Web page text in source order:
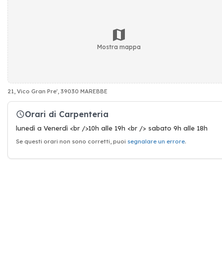
Mostra mappa
21, Vico Gran Pre', 39030 MAREBBE
Orari di Carpenteria
lunedì a Venerdì <br />10h alle 19h <br /> sabato 9h alle 18h
Se questi orari non sono corretti, puoi segnalare un errore.